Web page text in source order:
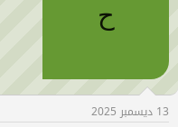
ح
13 ديسمبر 2025